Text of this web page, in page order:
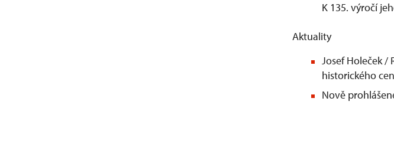
K 135. výročí
Aktuality
Josef Holeček /
historického
Nově